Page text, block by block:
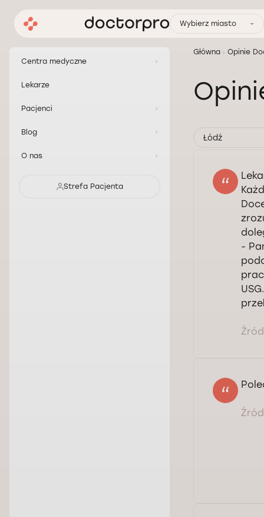
Wybierz miasto
Centra medyczne
Lekarze
Pacjenci
Blog
O nas
Strefa Pacjenta
Główna Opinie
Łódź
-